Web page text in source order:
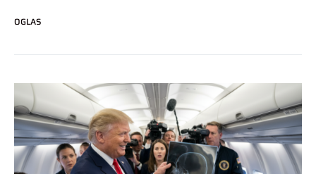
OGLAS